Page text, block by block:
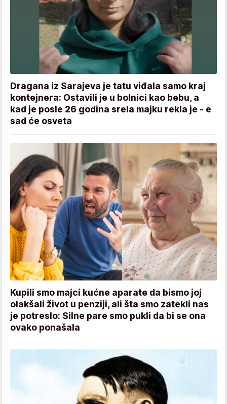
Dragana iz Sarajeva je tatu viđala samo kraj
kontejnera: Ostavili je u bolnici kao bebu, a
kad je posle 26 godina srela majku rekla je - e
sad će osveta
Kupili smo majci kućne aparate da bismo joj
olakšali život u penziji, ali šta smo zatekli nas
je potreslo: Silne pare smo pukli da bi se ona
ovako ponašala